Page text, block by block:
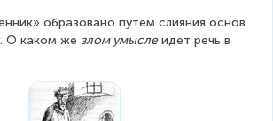
образовано путем слияния основ
. О каком же злом умысле идет речь в